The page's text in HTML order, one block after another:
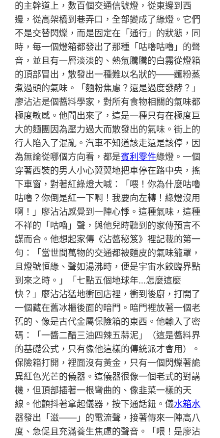
的主幹道上，數百個交通信號燈，從東邊到西
邊，從高架橋到巷弄口，全部變成了綠燈。它們
不是交替閃爍，而是固定在「通行」的狀態，同
時，每一個燈箱都發出了那種「咕嚕咕嚕」的聲
音，並且有一層淡淡的、熱氣騰騰的白霧從燈箱
的頂部冒出，散發出一種難以名狀的——麵粉蒸
煮過頭的氣味。「麵粉焦慮？還是過度發酵？」
廖沾沾是個醬料學家，對所有食物相關的氣味都
極度敏感。他聞出來了，這是一種只有在極度巨
大的麵團因為壓力過大而散發出的氣味。街上的
行人陷入了混亂。汽車不知道該走還是該停，因
為無論從哪個方向看，都是賓利零件綠燈。一個
穿著西裝的男人小心翼翼地把車停在路中央，搖
下車窗，對著紅綠燈大喊：「喂！你為什麼咕嚕
咕嚕？你倒是紅一下啊！我要向左轉！綠燈沒用
啊！」廖沾沾感覺到一陣心悸。這種氣味，這種
不祥的「咕嚕」聲，與他兒時聽到的家傳預言不
謀而合。他想起家傳《沾醬秘笈》裡記載的第一
句：「當世間萬物的交通都被麵皮的氣味籠罩，
且燈號恒綠、聲如湯沸時，便是宇宙水餃臨界點
到來之時。」「七點五個地球年…怎麼這麼
快？」廖沾沾猛地衝回店裡，衝到後廚，打開了
一個藏在舊冰櫃後面的暗門。暗門裡放著一個老
舊的、像是古代金屬保險箱的東西。他輸入了密
碼：「一醬二醋三油四辣五蒜泥」（這是醬料界
的基礎公式，只有像他這樣的傳統派才會用）。
保險箱打開，裡面沒有黃金，只有一個閃爍著詭
異紅色光芒的儀器。這儀器很像一個老式的對講
機，但頂部插著一根彎曲的、像韭菜一樣的天
線。他顫抖著拿起儀器，按下通話鈕。儀水箱水
器發出「滋——」的電流聲，接著傳來一陣高八
度、急促且充滿養生焦慮的聲音。「喂！是廖沾